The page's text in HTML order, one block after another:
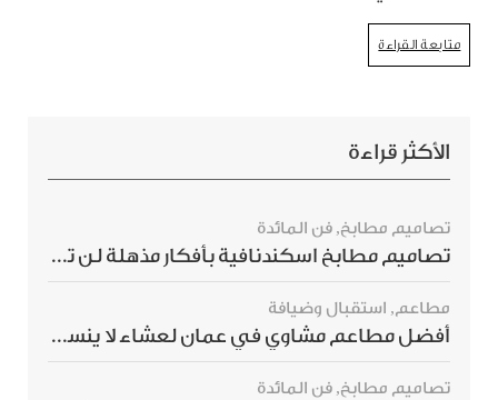
متابعة القراءة
الأكثر قراءة
تصاميم مطابخ, فن المائدة
تصاميم مطابخ اسكندنافية بأفكار مذهلة لن ترغبي بتفويتها
مطاعم, استقبال وضيافة
أفضل مطاعم مشاوي في عمان لعشاء لا ينسى
تصاميم مطابخ, فن المائدة